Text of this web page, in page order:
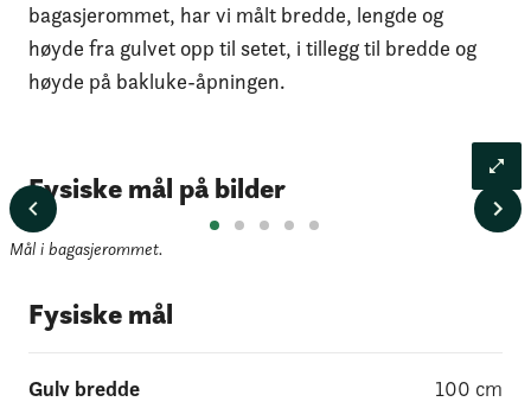
bagasjerommet, har vi målt bredde, lengde og
høyde fra gulvet opp til setet, i tillegg til bredde og
høyde på bakluke-åpningen.
Fysiske mål på bilder
Mål i bagasjerommet.
Fysiske mål
Gulv bredde 100 cm